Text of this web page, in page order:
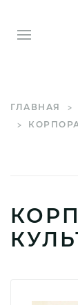
ГЛАВНАЯ